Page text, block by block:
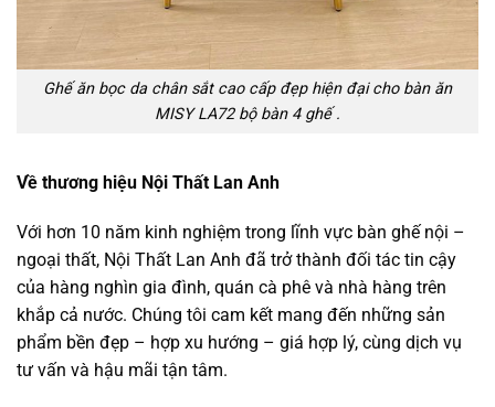
Ghế ăn bọc da chân sắt cao cấp đẹp hiện đại cho bàn ăn
MISY LA72 bộ bàn 4 ghế .
Về thương hiệu Nội Thất Lan Anh
Với hơn 10 năm kinh nghiệm trong lĩnh vực bàn ghế nội –
ngoại thất, Nội Thất Lan Anh đã trở thành đối tác tin cậy
của hàng nghìn gia đình, quán cà phê và nhà hàng trên
khắp cả nước. Chúng tôi cam kết mang đến những sản
phẩm bền đẹp – hợp xu hướng – giá hợp lý, cùng dịch vụ
tư vấn và hậu mãi tận tâm.